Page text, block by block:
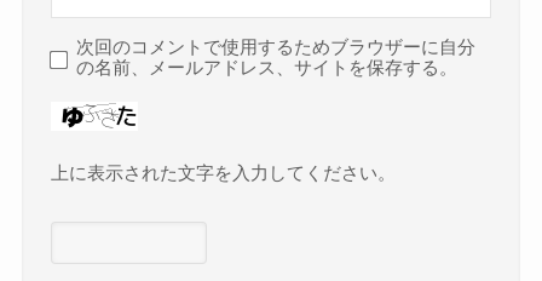
次回のコメントで使用するためブラウザーに自分
の名前、メールアドレス、サイトを保存する。
上に表示された文字を入力してください。